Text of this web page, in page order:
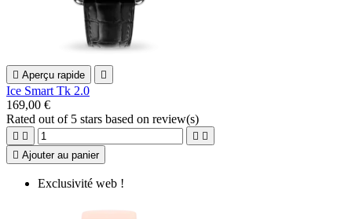
 Aperçu rapide 
Ice Smart Tk 2.0
169,00 €
Rated out of 5 stars based on review(s)
   
 Ajouter au panier
Exclusivité web !